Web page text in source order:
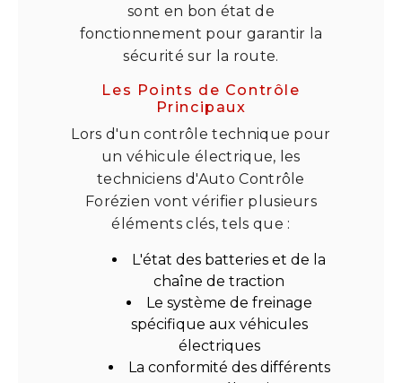
sont en bon état de
fonctionnement pour garantir la
sécurité sur la route.
Les Points de Contrôle
Principaux
Lors d'un contrôle technique pour
un véhicule électrique, les
techniciens d'Auto Contrôle
Forézien vont vérifier plusieurs
éléments clés, tels que :
L'état des batteries et de la
chaîne de traction
Le système de freinage
spécifique aux véhicules
électriques
La conformité des différents